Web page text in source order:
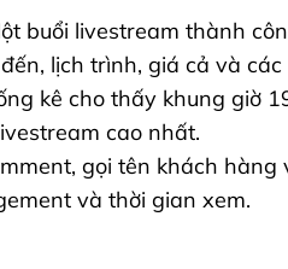
buổi livestream thành
lịch trình, giá cả và
kê cho thấy khung giờ
cao nhất.
gọi tên khách
và thời gian xem.